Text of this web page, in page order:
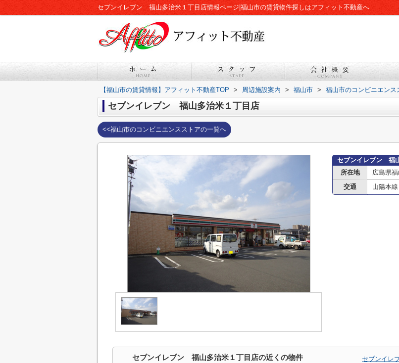
セブンイレブン 福山多治米１丁目店情報ページ|福山市の賃貸物件探しはアフィット不動産へ
【福山市の賃貸情報】アフィット不動産TOP > 周辺施設案内 > 福山市 > 福山市のコンビニエンス
セブンイレブン 福山多治米１丁目店
<<福山市のコンビニエンスストアの一覧へ
セブンイレブン 福
所在地
広島県
交通 山陽本
セブンイレブン 福山多治米１丁目店の近くの物件 セブンイレ